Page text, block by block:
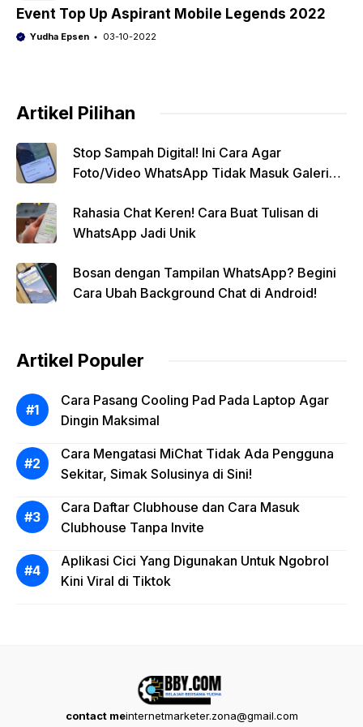
Event Top Up Aspirant Mobile Legends 2022
Yudha Epsen 03-10-2022
Artikel Pilihan
Stop Sampah Digital! Ini Cara Agar
Foto/Video WhatsApp Tidak Masuk Galeri
Rahasia Chat Keren! Cara Buat Tulisan di
WhatsApp Jadi Unik
Bosan dengan Tampilan WhatsApp? Begini
Cara Ubah Background Chat di Android!
Artikel Populer
Cara Pasang Cooling Pad Pada Laptop Agar
Dingin Maksimal
Cara Mengatasi MiChat Tidak Ada Pengguna
Sekitar, Simak Solusinya di Sini!
Cara Daftar Clubhouse dan Cara Masuk
Clubhouse Tanpa Invite
Aplikasi Cici Yang Digunakan Untuk Ngobrol
Kini Viral di Tiktok
contact meinternetmarketer.zona@gmail.com